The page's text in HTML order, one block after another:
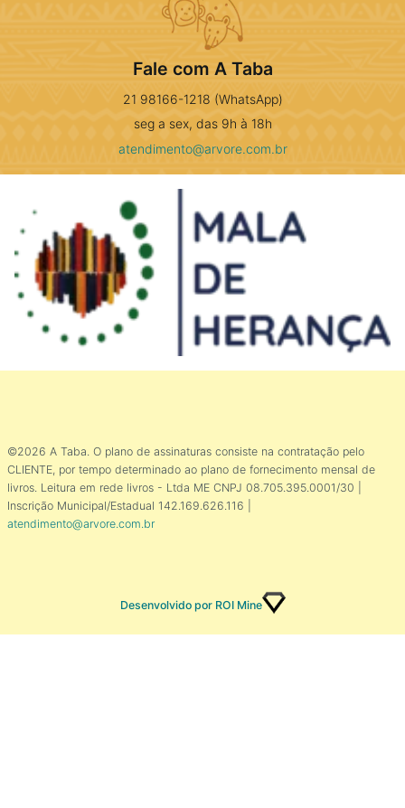
Fale com A Taba
21 98166-1218 (WhatsApp)
seg a sex, das 9h à 18h
atendimento@arvore.com.br
©2026 A Taba. O plano de assinaturas consiste na contratação pelo
CLIENTE, por tempo determinado ao plano de fornecimento mensal de
livros. Leitura em rede livros - Ltda ME CNPJ 08.705.395.0001/30 |
Inscrição Municipal/Estadual 142.169.626.116 |
atendimento@arvore.com.br
Desenvolvido por ROI Mine